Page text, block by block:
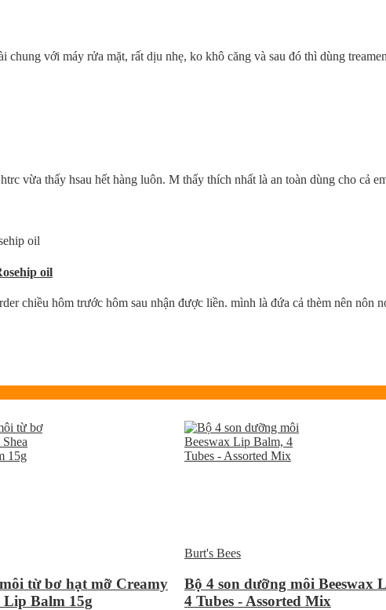
với máy rửa mặt, rất dịu nhẹ, ko khô căng và sau đó thì dùng
vừa thấy hsau hết hàng luôn. M thấy thích nhất là an toàn dùng cho cả
oil
chiều hôm trước hôm sau nhận được liền. mình là đứa cả thèm nên nôn
từ bơ hạt mỡ Creamy
Lip Balm 15g
Burt's Bees
Bộ 4 son dưỡng môi Beeswax
4 Tubes - Assorted Mix